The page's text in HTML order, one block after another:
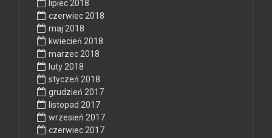
lipiec 2018
czerwiec 2018
maj 2018
kwiecień 2018
marzec 2018
luty 2018
styczeń 2018
grudzień 2017
listopad 2017
wrzesień 2017
czerwiec 2017